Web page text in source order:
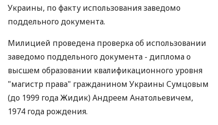
Украины, по факту использования заведомо
поддельного документа.
Милицией проведена проверка об использовании
заведомо поддельного документа - диплома о
высшем образовании квалификационного уровня
"магистр права" гражданином Украины Сумцовым
(до 1999 года Жидик) Андреем Анатольевичем,
1974 года рождения.